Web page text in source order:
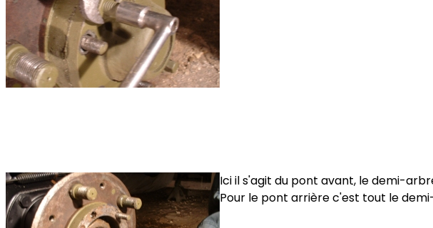
Ici il s'agit du pont avant, le demi-
Pour le pont arrière c'est tout le